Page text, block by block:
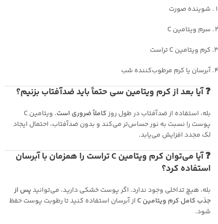
شوینده صورت
سرم ویتامین C
کرم ویتامین C تراست
آبرسان یا کرم مرطوب‌کننده شب
❓ آیا بعد از کرم ویتامین سی حتماً باید ضدآفتاب بزنیم؟
بله، استفاده از ضدآفتاب در طول روزکاملاً ضروری است
. ویتامین C
پوست را نسبت به نور حساس‌تر می‌کند و بدون ضدآفتاب، احتمال ایجاد
لک مجدد افزایش می‌یابد.
❓ آیا می‌توان کرم ویتامین C تراست را همزمان با آبرسان
استفاده کرد؟
بله، هیچ تداخلی وجود ندارد. اگر پوست خشکی دارید، می‌توانیدپس از
جذب کامل کرم ویتامین C
از آبرسان استفاده کنید تا رطوبت پوست حفظ
شود.